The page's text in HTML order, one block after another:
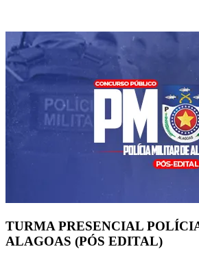
TURMA PRESENCIAL
ALAGOAS (PÓS EDITAL)